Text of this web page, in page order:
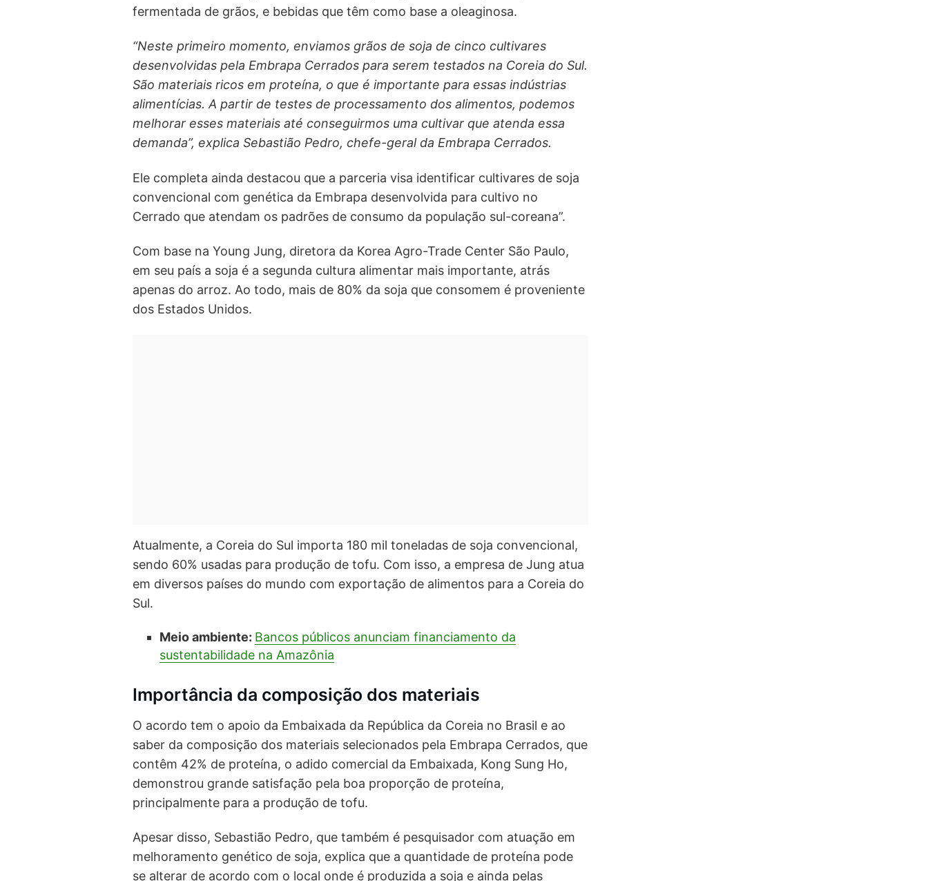
fermentada de grãos, e bebidas que têm como base a oleaginosa.
“Neste primeiro momento, enviamos grãos de soja de cinco cultivares
desenvolvidas pela Embrapa Cerrados para serem testados na Coreia do Sul.
São materiais ricos em proteína, o que é importante para essas indústrias
alimentícias. A partir de testes de processamento dos alimentos, podemos
melhorar esses materiais até conseguirmos uma cultivar que atenda essa
demanda”, explica Sebastião Pedro, chefe-geral da Embrapa Cerrados.
Ele completa ainda destacou que a parceria visa identificar cultivares de soja
convencional com genética da Embrapa desenvolvida para cultivo no
Cerrado que atendam os padrões de consumo da população sul-coreana”.
Com base na Young Jung, diretora da Korea Agro-Trade Center São Paulo,
em seu país a soja é a segunda cultura alimentar mais importante, atrás
apenas do arroz. Ao todo, mais de 80% da soja que consomem é proveniente
dos Estados Unidos.
Atualmente, a Coreia do Sul importa 180 mil toneladas de soja convencional,
sendo 60% usadas para produção de tofu. Com isso, a empresa de Jung atua
em diversos países do mundo com exportação de alimentos para a Coreia do
Sul.
Meio ambiente: Bancos públicos anunciam financiamento da
sustentabilidade na Amazônia
Importância da composição dos materiais
O acordo tem o apoio da Embaixada da República da Coreia no Brasil e ao
saber da composição dos materiais selecionados pela Embrapa Cerrados, que
contêm 42% de proteína, o adido comercial da Embaixada, Kong Sung Ho,
demonstrou grande satisfação pela boa proporção de proteína,
principalmente para a produção de tofu.
Apesar disso, Sebastião Pedro, que também é pesquisador com atuação em
melhoramento genético de soja, explica que a quantidade de proteína pode
se alterar de acordo com o local onde é produzida a soja e ainda pelas